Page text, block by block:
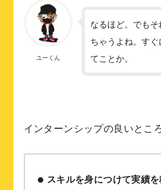
ユーくん
なるほど。でも
ちゃうよね。す
てことか。
インターンシップの良いとこ
スキルを身につけて実績